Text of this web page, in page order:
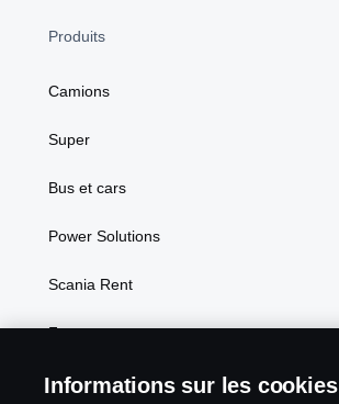
Produits
Camions
Super
Bus et cars
Power Solutions
Scania Rent
Focus
Informations sur les cookies